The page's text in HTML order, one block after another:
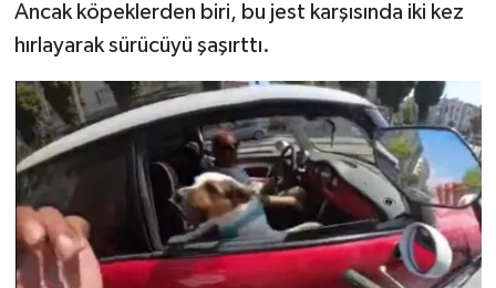
Ancak köpeklerden biri, bu jest karşısında iki kez
hırlayarak sürücüyü şaşırttı.